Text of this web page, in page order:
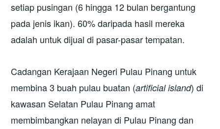
setiap pusingan (6 hingga 12 bulan bergantung
pada jenis ikan). 60% daripada hasil mereka
adalah untuk dijual di pasar-pasar tempatan.
Cadangan Kerajaan Negeri Pulau Pinang untuk
membina 3 buah pulau buatan (artificial island) di
kawasan Selatan Pulau Pinang amat
membimbangkan nelayan di Pulau Pinang dan